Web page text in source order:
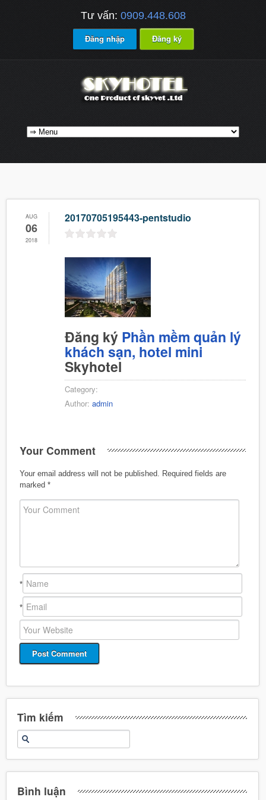
Tư vấn: 0909.448.608
Đăng nhập Đăng ký
AUG
06
2018
20170705195443-pentstudio
Đăng ký Phần mềm quản lý
khách sạn, hotel mini
Skyhotel
Category:
Author: admin
Your Comment
Your email address will not be published.
Required fields are
marked *
*
*
Tìm kiếm
Bình luận